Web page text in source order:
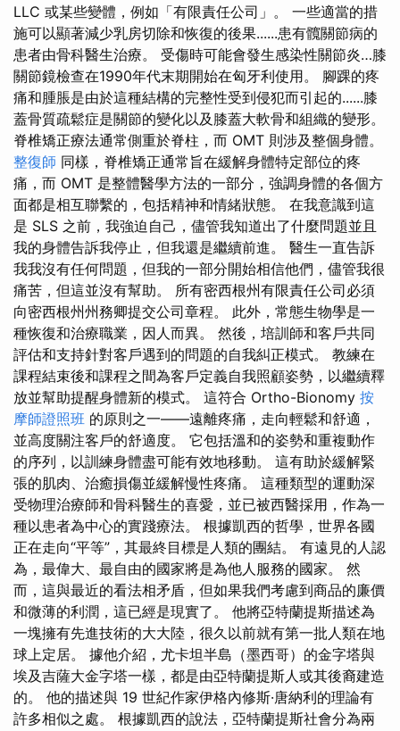
LLC 或某些變體，例如「有限責任公司」。 一些適當的措
施可以顯著減少乳房切除和恢復的後果......患有髖關節病的
患者由骨科醫生治療。 受傷時可能會發生感染性關節炎…膝
關節鏡檢查在1990年代末期開始在匈牙利使用。 腳踝的疼
痛和腫脹是由於這種結構的完整性受到侵犯而引起的......膝
蓋骨質疏鬆症是關節的變化以及膝蓋大軟骨和組織的變形。
脊椎矯正療法通常側重於脊柱，而 OMT 則涉及整個身體。
整復師 同樣，脊椎矯正通常旨在緩解身體特定部位的疼
痛，而 OMT 是整體醫學方法的一部分，強調身體的各個方
面都是相互聯繫的，包括精神和情緒狀態。 在我意識到這
是 SLS 之前，我強迫自己，儘管我知道出了什麼問題並且
我的身體告訴我停止，但我還是繼續前進。 醫生一直告訴
我我沒有任何問題，但我的一部分開始相信他們，儘管我很
痛苦，但這並沒有幫助。 所有密西根州有限責任公司必須
向密西根州州務卿提交公司章程。 此外，常態生物學是一
種恢復和治療職業，因人而異。 然後，培訓師和客戶共同
評估和支持針對客戶遇到的問題的自我糾正模式。 教練在
課程結束後和課程之間為客戶定義自我照顧姿勢，以繼續釋
放並幫助提醒身體新的模式。 這符合 Ortho-Bionomy 按
摩師證照班 的原則之一——遠離疼痛，走向輕鬆和舒適，
並高度關注客戶的舒適度。 它包括溫和的姿勢和重複動作
的序列，以訓練身體盡可能有效地移動。 這有助於緩解緊
張的肌肉、治癒損傷並緩解慢性疼痛。 這種類型的運動深
受物理治療師和骨科醫生的喜愛，並已被西醫採用，作為一
種以患者為中心的實踐療法。 根據凱西的哲學，世界各國
正在走向“平等”，其最終目標是人類的團結。 有遠見的人認
為，最偉大、最自由的國家將是為他人服務的國家。 然
而，這與最近的看法相矛盾，但如果我們考慮到商品的廉價
和微薄的利潤，這已經是現實了。 他將亞特蘭提斯描述為
一塊擁有先進技術的大大陸，很久以前就有第一批人類在地
球上定居。 據他介紹，尤卡坦半島（墨西哥）的金字塔與
埃及吉薩大金字塔一樣，都是由亞特蘭提斯人或其後裔建造
的。 他的描述與 19 世紀作家伊格內修斯·唐納利的理論有
許多相似之處。 根據凱西的說法，亞特蘭提斯社會分為兩